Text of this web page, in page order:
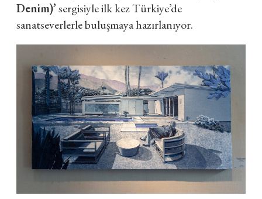
Denim)’sergisiyle ilk kez Türkiye’de
sanatseverlerle buluşmaya hazırlanıyor.